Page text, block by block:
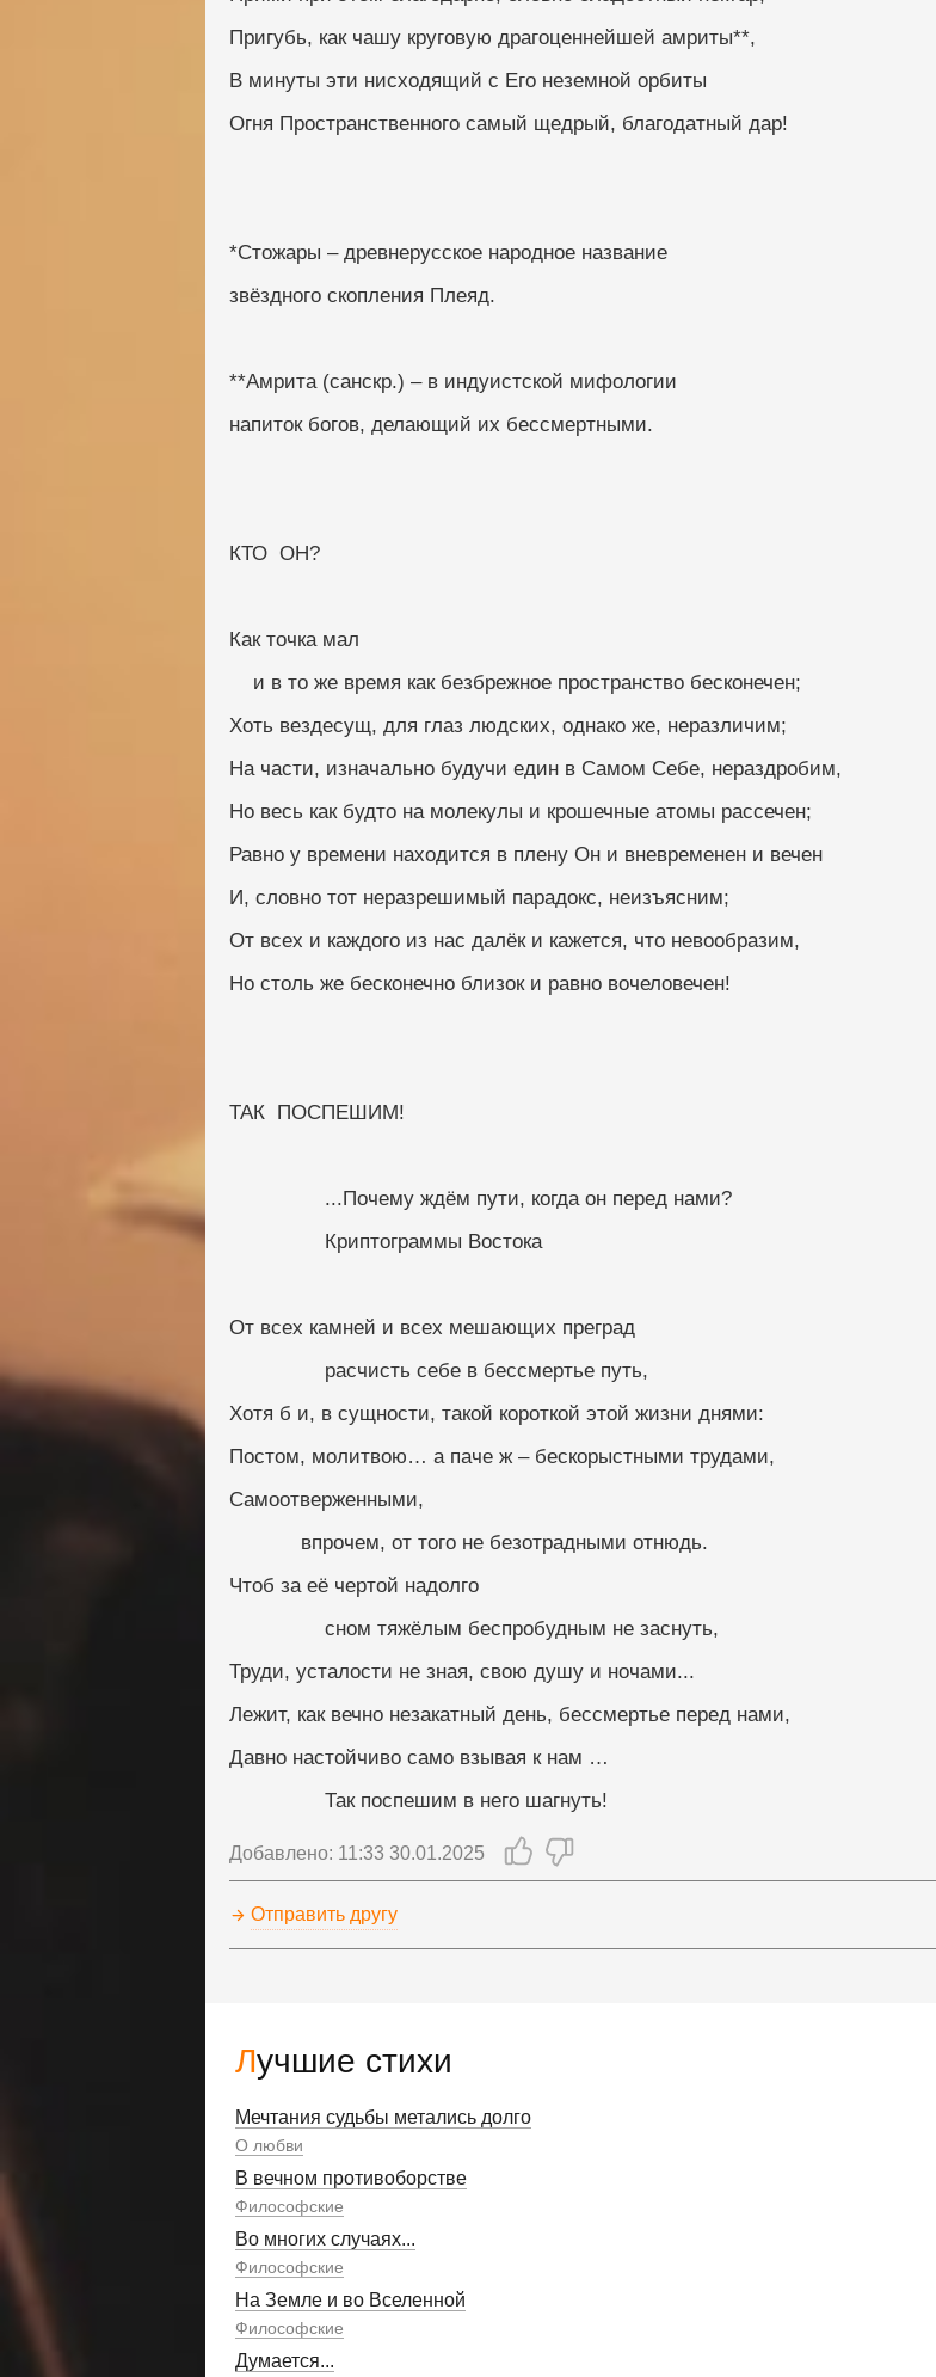
Лучшие стихи
Мечтания судьбы метались долго
О любви
В вечном противоборстве
Философские
Во многих случаях...
Философские
На Земле и во Вселенной
Философские
Думается...
Пригубь, как чашу круговую драгоценнейшей амриты**,
В минуты эти нисходящий с Его неземной орбиты
Огня Пространственного самый щедрый, благодатный дар!
*Стожары – древнерусское народное название
звёздного скопления Плеяд.
**Амрита (санскр.) – в индуистской мифологии
напиток богов, делающий их бессмертными.
КТО  ОН?
Как точка мал
    и в то же время как безбрежное пространство бесконечен;
Хоть вездесущ, для глаз людских, однако же, неразличим;
На части, изначально будучи един в Самом Себе, нераздробим,
Но весь как будто на молекулы и крошечные атомы рассечен;
Равно у времени находится в плену Он и вневременен и вечен
И, словно тот неразрешимый парадокс, неизъясним;
От всех и каждого из нас далёк и кажется, что невообразим,
Но столь же бесконечно близок и равно вочеловечен!
ТАК  ПОСПЕШИМ!
                ...Почему ждём пути, когда он перед нами?
                Криптограммы Востока
От всех камней и всех мешающих преград
                расчисть себе в бессмертье путь,
Хотя б и, в сущности, такой короткой этой жизни днями:
Постом, молитвою… а паче ж – бескорыстными трудами,
Самоотверженными,
            впрочем, от того не безотрадными отнюдь.
Чтоб за её чертой надолго
                сном тяжёлым беспробудным не заснуть,
Труди, усталости не зная, свою душу и ночами...
Лежит, как вечно незакатный день, бессмертье перед нами,
Давно настойчиво само взывая к нам …
                Так поспешим в него шагнуть!
Добавлено: 11:33 30.01.2025
Отправить другу